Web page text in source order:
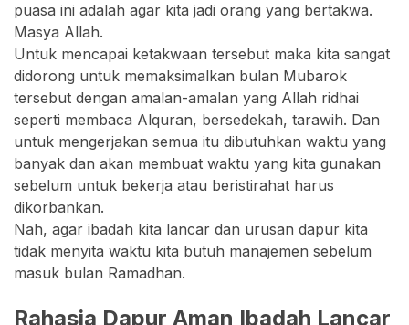
puasa ini adalah agar kita jadi orang yang bertakwa.
Masya Allah.
Untuk mencapai ketakwaan tersebut maka kita sangat
didorong untuk memaksimalkan bulan Mubarok
tersebut dengan amalan-amalan yang Allah ridhai
seperti membaca Alquran, bersedekah, tarawih. Dan
untuk mengerjakan semua itu dibutuhkan waktu yang
banyak dan akan membuat waktu yang kita gunakan
sebelum untuk bekerja atau beristirahat harus
dikorbankan.
Nah, agar ibadah kita lancar dan urusan dapur kita
tidak menyita waktu kita butuh manajemen sebelum
masuk bulan Ramadhan.
Rahasia Dapur Aman Ibadah Lancar